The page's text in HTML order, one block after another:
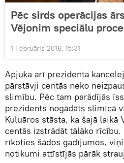
Pēc sirds operācijas
Vējonim speciālu
1 Februāris 2016, 15:31
Apjuka arī prezidenta
pārstāvji centās neko
slimību. Pēc tam parādījās
prezidents nogādāts slimīcā
Kuluāros stāsta, ka šajā laikā
centās izstrādāt tālāko rīcību.
rīkoties šādos gadījumos,
notikumi attīstījās pārāk